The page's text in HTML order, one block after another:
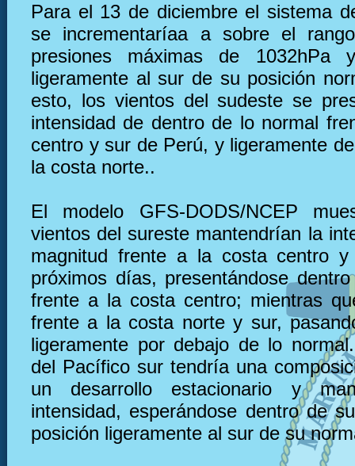
Para el 13 de diciembre el sistema
se incrementaríaa a sobre el
presiones máximas de 1032hPa
ligeramente al sur de su posición
esto, los vientos del sudeste se
intensidad de dentro de lo normal
centro y sur de Perú, y ligeramente
la costa norte..
El modelo GFS-DODS/NCEP
vientos del sureste mantendrían la
magnitud frente a la costa centro
próximos días, presentándose
frente a la costa centro; mientras
frente a la costa norte y sur,
ligeramente por debajo de lo
del Pacífico sur tendría una
un desarrollo estacionario y
intensidad, esperándose dentro de
posición ligeramente al sur de su